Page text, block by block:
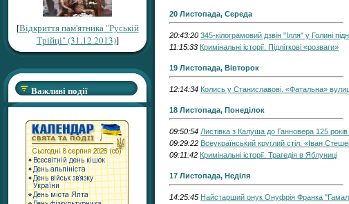
[Відкриття пам'ятника "Руській
Трійці" (31.12.2013)]
Важливі події
20 Листопада, Середа
20:43:20 345-кілограмовий дзвін "Ілля" у Голині
11:15:33 Кримінальні історії. Підліткові «розваги»
19 Листопада, Вівторок
12:14:34 Колись у Станиславові. «Фатальна»
18 Листопада, Понеділок
09:50:54 Листівка з Калуша до Ганновера 125
09:29:22 Всеукраїнський круглий стіл: «Іван
09:11:42 Кримінальні історії. Трагедія в Яблуниці
17 Листопада, Неділя
14:25:45 Найстарший онук Онуфрія Франка